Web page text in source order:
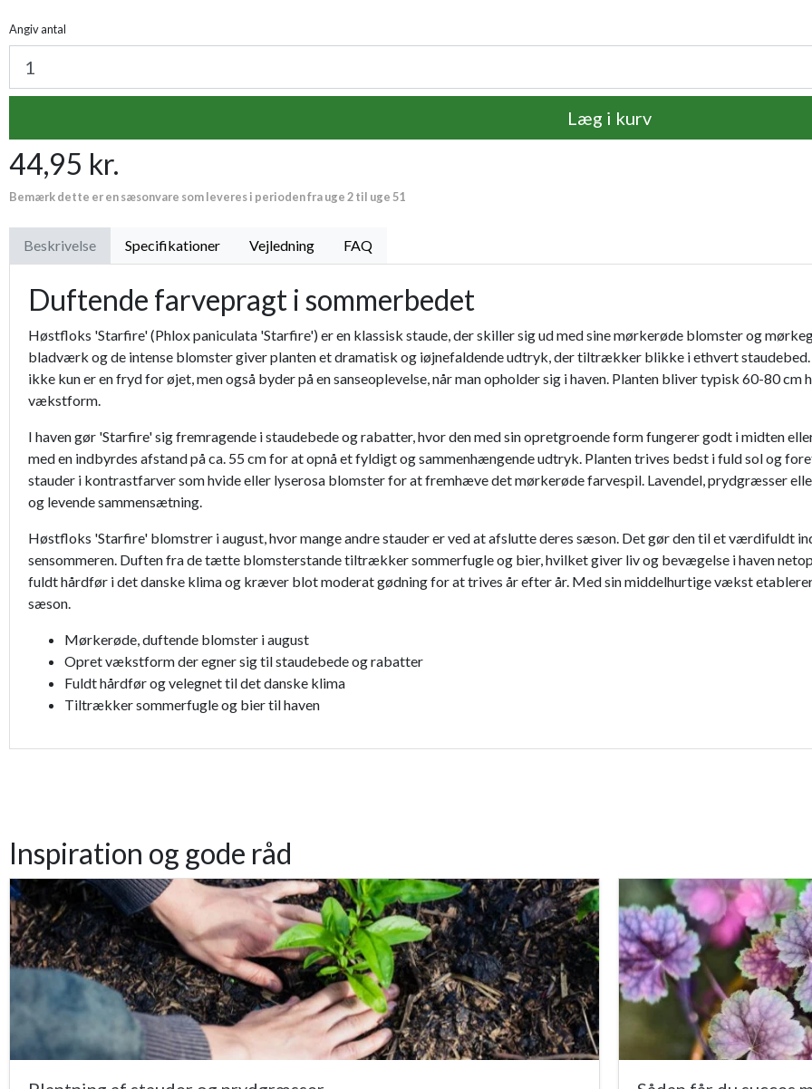
Angiv antal
Læg i kurv
44,95 kr.
Bemærk dette er en sæsonvare som leveres i perioden fra uge 2 til uge 51
Beskrivelse Specifikationer Vejledning FAQ
Duftende farvepragt i sommerbedet
Høstfloks 'Starfire' (Phlox paniculata 'Starfire') er en klassisk staude, der skiller sig ud med sine mørkerøde blomster og
bladværk og de intense blomster giver planten et dramatisk og iøjnefaldende udtryk, der tiltrækker blikke i ethvert
ikke kun er en fryd for øjet, men også byder på en sanseoplevelse, når man opholder sig i haven. Planten bliver typisk 60-80
vækstform.
I haven gør 'Starfire' sig fremragende i staudebede og rabatter, hvor den med sin opretgroende form fungerer godt i midten
med en indbyrdes afstand på ca. 55 cm for at opnå et fyldigt og sammenhængende udtryk. Planten trives bedst i fuld sol og
stauder i kontrastfarver som hvide eller lyserosa blomster for at fremhæve det mørkerøde farvespil. Lavendel, prydgræsser
og levende sammensætning.
Høstfloks 'Starfire' blomstrer i august, hvor mange andre stauder er ved at afslutte deres sæson. Det gør den til et værdifuldt
sensommeren. Duften fra de tætte blomsterstande tiltrækker sommerfugle og bier, hvilket giver liv og bevægelse i haven
fuldt hårdfør i det danske klima og kræver blot moderat gødning for at trives år efter år. Med sin middelhurtige vækst
sæson.
Mørkerøde, duftende blomster i august
Opret vækstform der egner sig til staudebede og rabatter
Fuldt hårdfør og velegnet til det danske klima
Tiltrækker sommerfugle og bier til haven
Inspiration og gode råd